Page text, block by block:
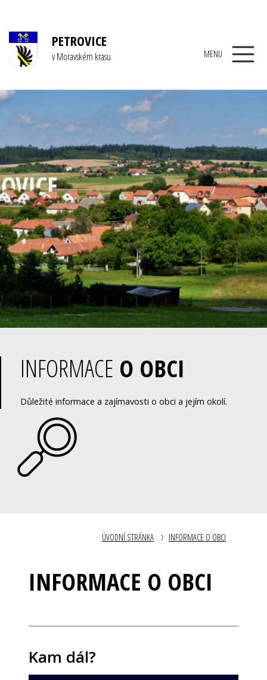
PETROVICE
v Moravském krasu MENU
INFORMACE O OBCI
Důležité informace a zajímavosti o obci a jejím okolí.
ÚVODNÍ STRÁNKA INFORMACE O OBCI
INFORMACE O OBCI
Kam dál?